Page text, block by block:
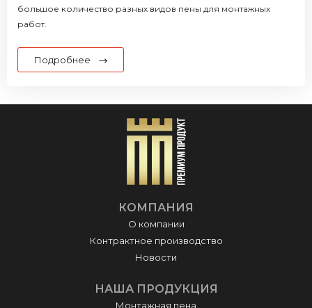
большое количество разных видов пены для монтажных
работ.
Подробнее
КОМПАНИЯ
О компании
Контрактное производство
Новости
НАША ПРОДУКЦИЯ
Монтажная пена